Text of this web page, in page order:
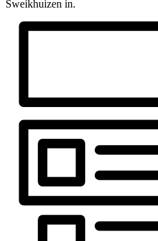
Sweikhuizen in.